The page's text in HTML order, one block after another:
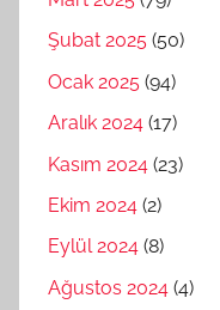
Şubat 2025 (50)
Ocak 2025 (94)
Aralık 2024 (17)
Kasım 2024 (23)
Ekim 2024 (2)
Eylül 2024 (8)
Ağustos 2024 (4)